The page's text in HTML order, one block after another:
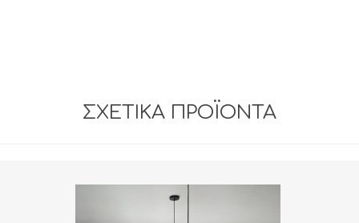
ΣΧΕΤΙΚΆ ΠΡΟΪΌΝΤΑ